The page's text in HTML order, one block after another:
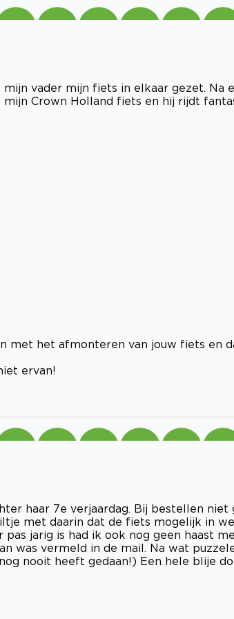
vader mijn fiets in elkaar gezet. Na
Crown Holland fiets en hij rijdt
met het afmonteren van jouw fiets en
ervan!
haar 7e verjaardag. Bij bestellen
met daarin dat de fiets mogelijk in
jarig is had ik ook nog geen haast
was vermeld in de mail. Na wat
nooit heeft gedaan!) Een hele blije